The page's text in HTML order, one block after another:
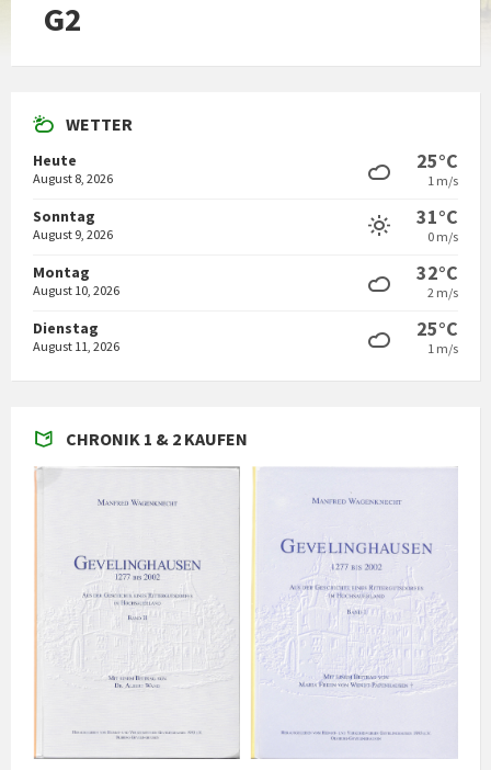
G2
WETTER
Heute
August 8, 2026
25°C
1 m/s
Sonntag
August 9, 2026
31°C
0 m/s
Montag
August 10, 2026
32°C
2 m/s
Dienstag
August 11, 2026
25°C
1 m/s
CHRONIK 1 & 2 KAUFEN